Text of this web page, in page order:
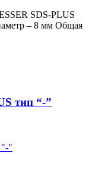
SDS-PLUS
– 8 мм Общая
тип “-”
"-"